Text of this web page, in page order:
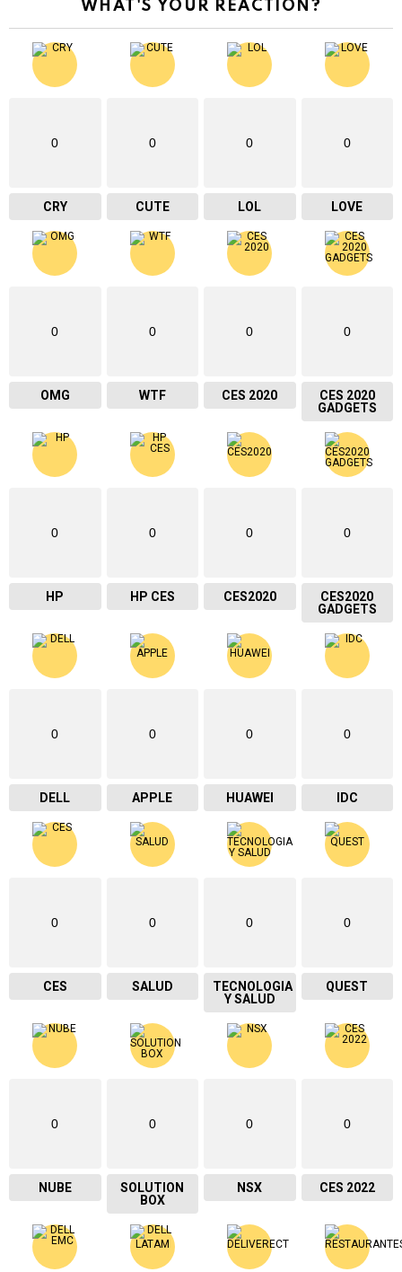
WHAT'S YOUR REACTION?
0
CRY
0
CUTE
0
LOL
0
LOVE
0
OMG
0
WTF
0
CES 2020
0
CES 2020
GADGETS
0
HP
0
HP CES
0
CES2020
0
CES2020
GADGETS
0
DELL
0
APPLE
0
HUAWEI
0
IDC
0
CES
0
SALUD
0
TECNOLOGIA
Y SALUD
0
QUEST
0
NUBE
0
SOLUTION
BOX
0
NSX
0
CES 2022